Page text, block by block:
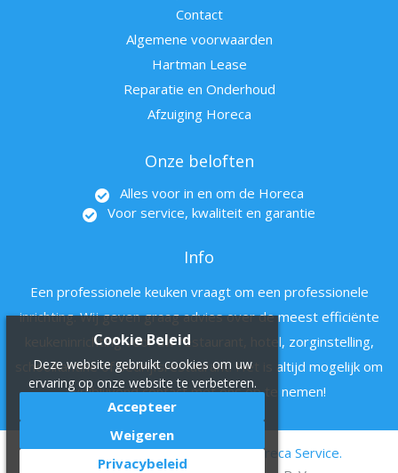
Contact
Algemene voorwaarden
Hartman Lease
Reparatie en Onderhoud
Afzuiging Horeca
Onze beloften
Alles voor in en om de Horeca
Voor service, kwaliteit en garantie
Info
Een professionele keuken vraagt om een professionele
inrichting. Wij geven graag advies over de meest efficiënte
keukeninrichting voor uw restaurant, hotel, zorginstelling,
schoolkantine of bedrijfsrestaurant. Het is altijd mogelijk om
vrijblijvend contact met ons op te nemen!
© 2011 - 2022 Hartman en zn Horeca Service.
Cookie Beleid
Deze website gebruikt cookies om uw
ervaring op onze website te verbeteren.
Accepteer
Weigeren
Privacybeleid